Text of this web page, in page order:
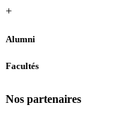
+
Alumni
Facultés
Nos partenaires